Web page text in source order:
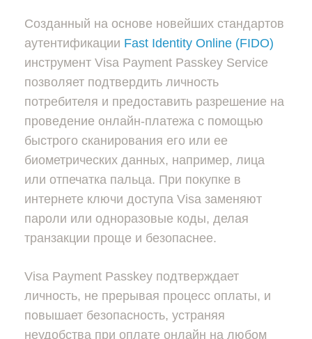
Созданный на основе новейших стандартов
аутентификации Fast Identity Online (FIDO)
инструмент Visa Payment Passkey Service
позволяет подтвердить личность
потребителя и предоставить разрешение на
проведение онлайн-платежа с помощью
быстрого сканирования его или ее
биометрических данных, например, лица
или отпечатка пальца. При покупке в
интернете ключи доступа Visa заменяют
пароли или одноразовые коды, делая
транзакции проще и безопаснее.
Visa Payment Passkey подтверждает
личность, не прерывая процесс оплаты, и
повышает безопасность, устраняя
неудобства при оплате онлайн на любом